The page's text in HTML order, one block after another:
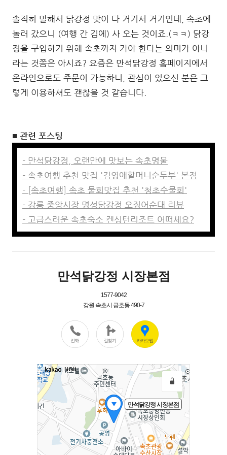
솔직히 말해서 닭강정 맛이 다 거기서 거기인데, 속초에
놀러 갔으니 (여행 간 김에) 사 오는 것이죠.(ㅋㅋ) 닭강
정을 구입하기 위해 속초까지 가야 한다는 의미가 아니
라는 것쯤은 아시죠? 요즘은 만석닭강정 홈페이지에서
온라인으로도 주문이 가능하니, 관심이 있으신 분은 그
렇게 이용하셔도 괜찮을 것 같습니다.
■ 관련 포스팅
- 만석닭강정, 오랜만에 맛보는 속초명물
- 속초여행 추천 맛집 '김영애할머니순두부' 본점
- [속초여행] 속초 물회맛집 추천 '청초수물회'
- 강릉 중앙시장 명성닭강정 오징어순대 리뷰
- 고급스러운 속초숙소 켄싱턴리조트 어떠세요?